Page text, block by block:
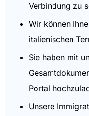
Verbindung zu
Wir können
italienischen
Sie haben mit
Portal
Unsere